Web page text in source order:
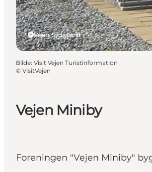
Vejen Miniby
Foreningen "Vejen Miniby"
Vejen, Sydjylland
Bilde: Visit Vejen Turistinformation
© VisitVejen